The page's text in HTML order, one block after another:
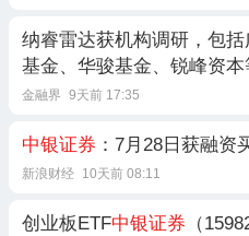
纳睿雷达获机构调研，包括
基金、华骏基金、锐峰资本
金融界 9天前 17:35
中银证券 ：7月28日获融资
新浪财经 10天前 08:11
创业板ETF中银证券 （